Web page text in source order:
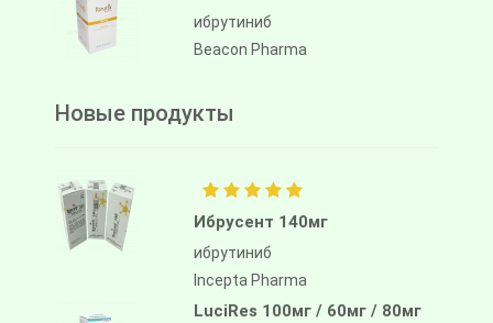
ибрутиниб
Beacon Pharma
Новые продукты
Ибрусент 140мг
ибрутиниб
Incepta Pharma
LuciRes 100мг / 60мг / 80мг